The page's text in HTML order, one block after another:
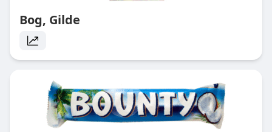
Bog, Gilde